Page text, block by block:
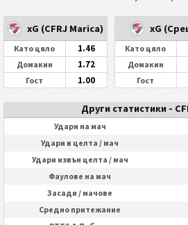
xG (CFRJ Marica)
Като цяло 1.46
Домакин 1.72
Гост 1.00
xG
Като цяло
Домакин
Гост
Други статистики -
Удари на мач
Удари в целта / мач
Удари извън целта / мач
Фаулове на мач
Засади / мачове
Средно притежание